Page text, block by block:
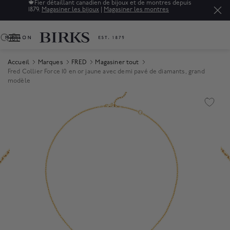
🍁 Fier détaillant canadien de bijoux et de montres depuis
1879. Magasiner les bijoux Magasiner les montres
0
Accueil Marques FRED
Magasiner tout
Fred Collier Force 10 en or jaune avec demi pavé de diamants, grand
modèle